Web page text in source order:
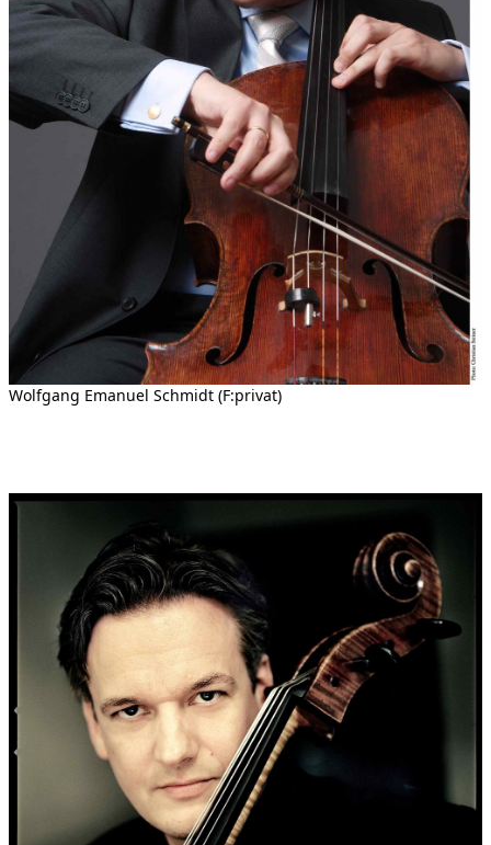
Wolfgang Emanuel Schmidt (F:privat)